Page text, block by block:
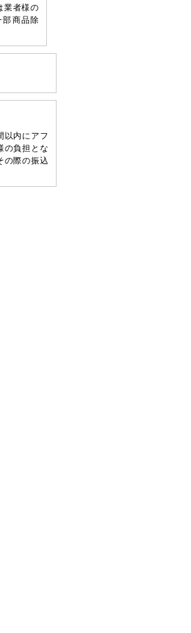
業者様の
部商品除
以内にアフ
の負担とな
の際の振込